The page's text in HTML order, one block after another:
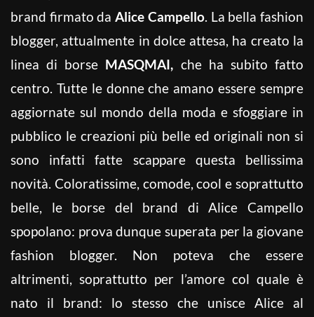
brand firmato daAlice Campello. La bella fashion
blogger, attualmente in dolce attesa, ha creato la
linea di borse MASQMAI, che ha subito fatto
centro. Tutte le donne che amano essere sempre
aggiornate sul mondo della moda e sfoggiare in
pubblico le creazioni più belle ed originali non si
sono infatti fatte scappare questa bellissima
novità. Coloratissime, comode, cool e soprattutto
belle, le borse del brand di Alice Campello
spopolano: prova dunque superata per la giovane
fashion blogger. Non poteva che essere
altrimenti, soprattutto per l’amore col quale è
nato il brand: lo stesso che unisce Alice al